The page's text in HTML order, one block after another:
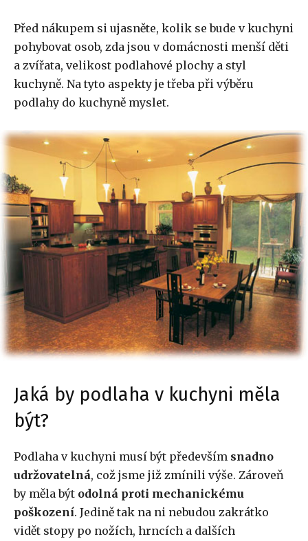
Před nákupem si ujasněte, kolik se bude v kuchyni
pohybovat osob, zda jsou v domácnosti menší děti
a zvířata, velikost podlahové plochy a styl
kuchyně. Na tyto aspekty je třeba při výběru
podlahy do kuchyně myslet.
Jaká by podlaha v kuchyni měla
být?
Podlaha v kuchyni musí být především snadno
udržovatelná, což jsme již zmínili výše. Zároveň
by měla být odolná proti mechanickému
poškození. Jedině tak na ni nebudou zakrátko
vidět stopy po nožích, hrncích a dalších